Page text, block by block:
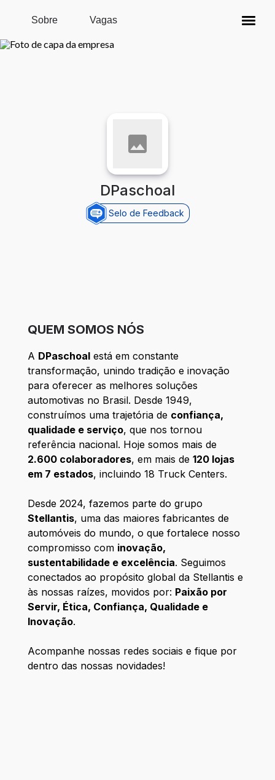
Pular para o conteúdo principal
Sobre Vagas
DPaschoal
Selo de Feedback
QUEM SOMOS NÓS
A DPaschoalestá em constante
transformação, unindo tradição e inovação
para oferecer as melhores soluções
automotivas no Brasil. Desde 1949,
construímos uma trajetória de confiança,
qualidade e serviço, que nos tornou
referência nacional. Hoje somos mais de
2.600 colaboradores, em mais de 120 lojas
em 7 estados, incluindo 18 Truck Centers.
Desde 2024, fazemos parte do grupo
Stellantis, uma das maiores fabricantes de
automóveis do mundo, o que fortalece nosso
compromisso com inovação,
sustentabilidade e excelência. Seguimos
conectados ao propósito global da Stellantis e
às nossas raízes, movidos por: Paixão por
Servir, Ética, Confiança, Qualidade e
Inovação.
Acompanhe nossas redes sociais e fique por
dentro das nossas novidades!